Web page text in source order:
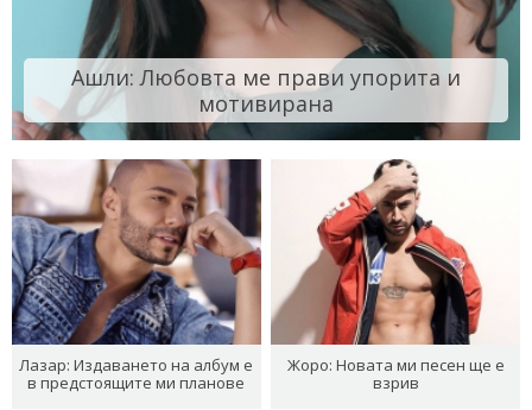
Ашли: Любовта ме прави упорита и
мотивирана
Лазар: Издаването на албум е
в предстоящите ми планове
Жоро: Новата ми песен ще е
взрив